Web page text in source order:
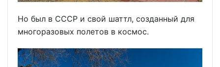
Но был в СССР и свой шаттл, созданный для
многоразовых полетов в космос.